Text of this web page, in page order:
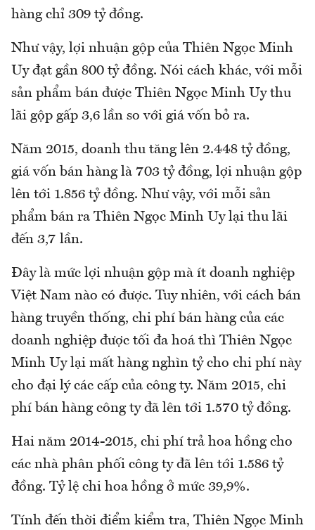
hàng chỉ 309 tỷ đồng.
Như vậy, lợi nhuận gộp của Thiên Ngọc Minh
Uy đạt gần 800 tỷ đồng. Nói cách khác, với mỗi
sản phẩm bán được Thiên Ngọc Minh Uy thu
lãi gộp gấp 3,6 lần so với giá vốn bỏ ra.
Năm 2015, doanh thu tăng lên 2.448 tỷ đồng,
giá vốn bán hàng là 703 tỷ đồng, lợi nhuận gộp
lên tới 1.856 tỷ đồng. Như vậy, với mỗi sản
phẩm bán ra Thiên Ngọc Minh Uy lại thu lãi
đến 3,7 lần.
Đây là mức lợi nhuận gộp mà ít doanh nghiệp
Việt Nam nào có được. Tuy nhiên, với cách bán
hàng truyền thống, chi phí bán hàng của các
doanh nghiệp được tối đa hoá thì Thiên Ngọc
Minh Uy lại mất hàng nghìn tỷ cho chi phí này
cho đại lý các cấp của công ty. Năm 2015, chi
phí bán hàng công ty đã lên tới 1.570 tỷ đồng.
Hai năm 2014-2015, chi phí trả hoa hồng cho
các nhà phân phối công ty đã lên tới 1.586 tỷ
đồng. Tỷ lệ chi hoa hồng ở mức 39,9%.
Tính đến thời điểm kiểm tra, Thiên Ngọc Minh